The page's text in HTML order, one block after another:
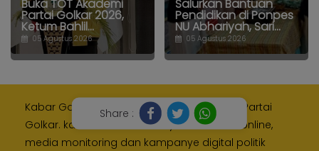
Share :
Buka TOT Akademi
Partai Golkar 2026,
Ketum Bahlil...
05 Agustus 2026
Salurkan Bantuan
Pendidikan di Ponpes
NU Abhariyah, Sari...
05 Agustus 2026
Kabar Golkar adalah media resmi Internal Partai
Golkar. kami memberikan layanan media online,
media monitoring dan kampanye digital politik